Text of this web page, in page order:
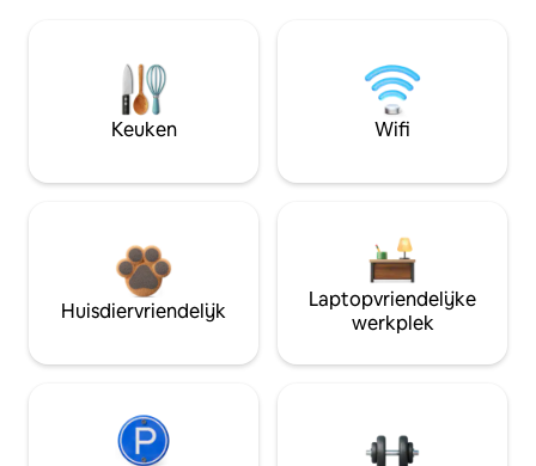
Keuken Wifi
Huisdiervriendelijk
Laptopvriendelijke
werkplek